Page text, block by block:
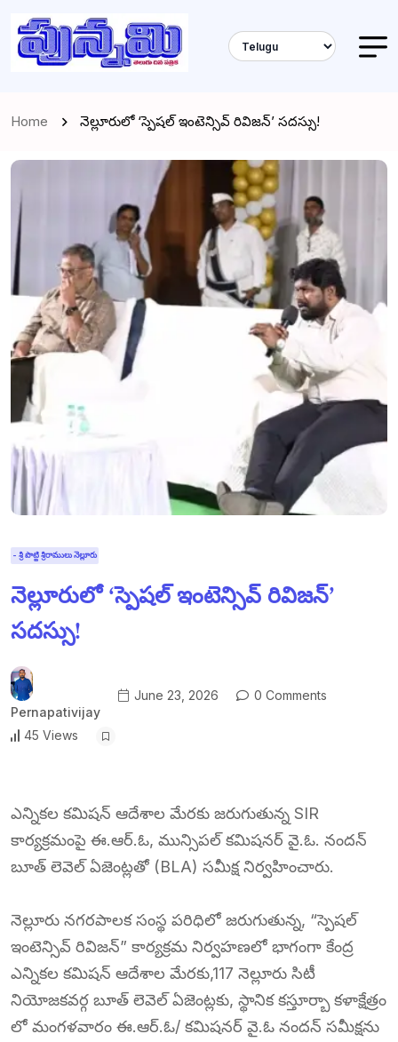
Home నెల్లూరులో ‘స్పెషల్ ఇంటెన్సివ్ రివిజన్’ సదస్సు!
- శ్రీ పొట్టి శ్రీరాములు నెల్లూరు
నెల్లూరులో ‘స్పెషల్ ఇంటెన్సివ్ రివిజన్’
సదస్సు!
Pernapativijay
June 23, 2026 0 Comments
45 Views
ఎన్నికల కమిషన్ ఆదేశాల మేరకు జరుగుతున్న SIR
కార్యక్రమంపై ఈ.ఆర్.ఓ, మున్సిపల్ కమిషనర్ వై.ఓ. నందన్
బూత్ లెవెల్ ఏజెంట్లతో (BLA) సమీక్ష నిర్వహించారు.
నెల్లూరు నగరపాలక సంస్థ పరిధిలో జరుగుతున్న, “స్పెషల్
ఇంటెన్సివ్ రివిజన్” కార్యక్రమ నిర్వహణలో భాగంగా కేంద్ర
ఎన్నికల కమిషన్ ఆదేశాల మేరకు,117 నెల్లూరు సిటీ
నియోజకవర్గ బూత్ లెవెల్ ఏజెంట్లకు, స్థానిక కస్తూర్బా కళాక్షేత్రం
లో మంగళవారం ఈ.ఆర్.ఓ/ కమిషనర్ వై.ఓ నందన్ సమీక్షను